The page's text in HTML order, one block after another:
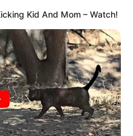
Mudah Dicari, 10 Ide
Buku di Rak
Kid And Mom – Watch!